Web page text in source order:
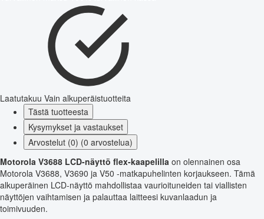
Laatutakuu Vain alkuperäistuotteita
Tästä tuotteesta
Kysymykset ja vastaukset
Arvostelut (0) (0 arvostelua)
Motorola V3688 LCD-näyttö flex-kaapelilla on olennainen osa
Motorola V3688, V3690 ja V50 -matkapuhelinten korjaukseen. Tämä
alkuperäinen LCD-näyttö mahdollistaa vaurioituneiden tai viallisten
näyttöjen vaihtamisen ja palauttaa laitteesi kuvanlaadun ja
toimivuuden.